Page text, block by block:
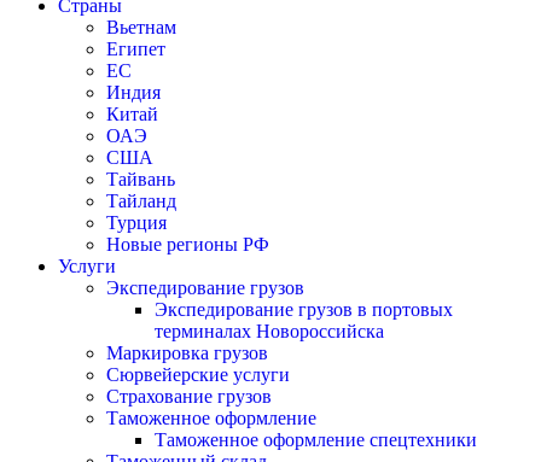
Страны
Вьетнам
Египет
ЕС
Индия
Китай
ОАЭ
США
Тайвань
Тайланд
Турция
Новые регионы РФ
Услуги
Экспедирование грузов
Экспедирование грузов в портовых
терминалах Новороссийска
Маркировка грузов
Сюрвейерские услуги
Страхование грузов
Таможенное оформление
Таможенное оформление спецтехники